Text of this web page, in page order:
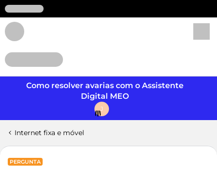
Como resolver avarias com o Assistente
Digital MEO
J
Internet fixa e móvel
PERGUNTA